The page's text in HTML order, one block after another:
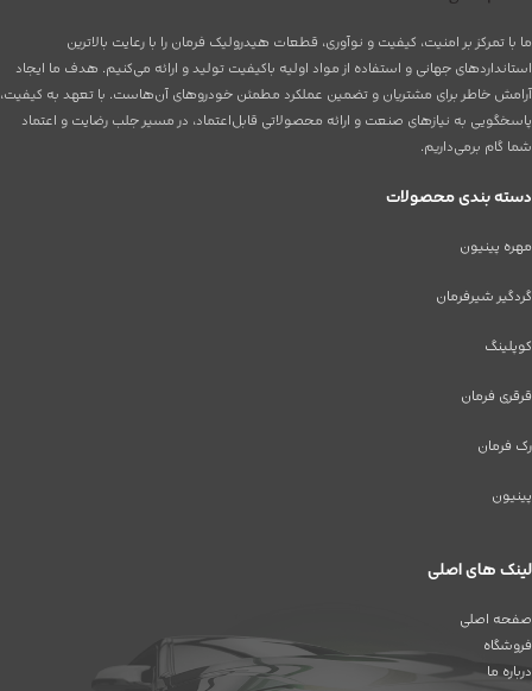
ما با تمرکز بر امنیت، کیفیت و نوآوری، قطعات هیدرولیک فرمان را با رعایت بالاترین
استانداردهای جهانی و استفاده از مواد اولیه باکیفیت تولید و ارائه می‌کنیم. هدف ما ایجاد
آرامش خاطر برای مشتریان و تضمین عملکرد مطمئن خودروهای آن‌هاست. با تعهد به کیفیت،
پاسخگویی به نیازهای صنعت و ارائه محصولاتی قابل‌اعتماد، در مسیر جلب رضایت و اعتماد
شما گام برمی‌داریم.
دسته بندی محصولات
مهره پینیون
گردگیر شیرفرمان
کوپلینگ
قرقری فرمان
رک فرمان
پینیون
لینک های اصلی
صفحه اصلی
فروشگاه
درباره ما